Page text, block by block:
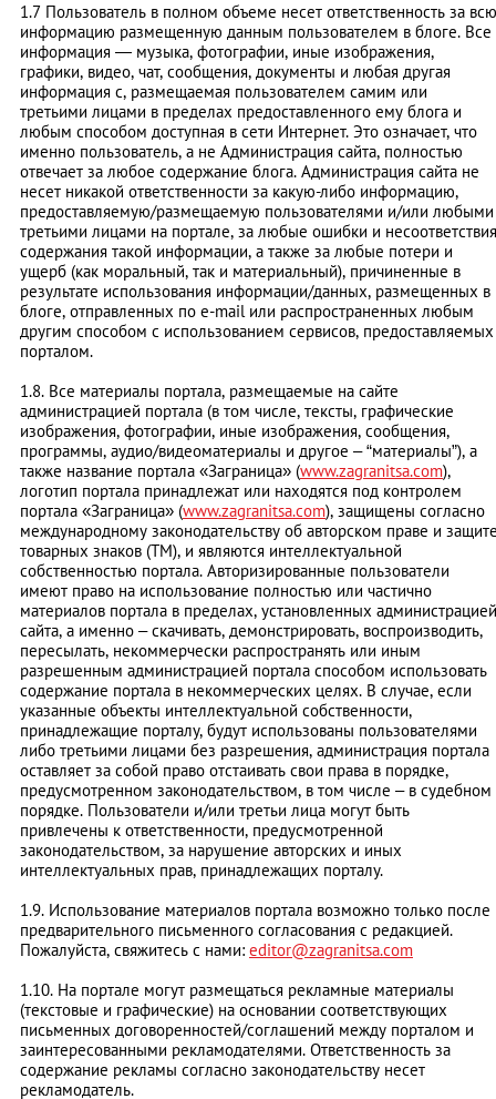
1.7 Пользователь в полном объеме несет ответственность за всю
информацию размещенную данным пользователем в блоге. Все
информация — музыка, фотографии, иные изображения,
графики, видео, чат, сообщения, документы и любая другая
информация с, размещаемая пользователем самим или
третьими лицами в пределах предоставленного ему блога и
любым способом доступная в сети Интернет. Это означает, что
именно пользователь, а не Администрация сайта, полностью
отвечает за любое содержание блога. Администрация сайта не
несет никакой ответственности за какую-либо информацию,
предоставляемую/размещаемую пользователями и/или любыми
третьими лицами на портале, за любые ошибки и несоответствия
содержания такой информации, а также за любые потери и
ущерб (как моральный, так и материальный), причиненные в
результате использования информации/данных, размещенных в
блоге, отправленных по e-mail или распространенных любым
другим способом с использованием сервисов, предоставляемых
порталом.
1.8. Все материалы портала, размещаемые на сайте
администрацией портала (в том числе, тексты, графические
изображения, фотографии, иные изображения, сообщения,
программы, аудио/видеоматериалы и другое – “материалы”), а
также название портала «Заграница» (www.zagranitsa.com),
логотип портала принадлежат или находятся под контролем
портала «Заграница» (www.zagranitsa.com), защищены согласно
международному законодательству об авторском праве и
товарных знаков (ТМ), и являются интеллектуальной
собственностью портала. Авторизированные пользователи
имеют право на использование полностью или частично
материалов портала в пределах, установленных администрацией
сайта, а именно – скачивать, демонстрировать, воспроизводить,
пересылать, некоммерчески распространять или иным
разрешенным администрацией портала способом использовать
содержание портала в некоммерческих целях. В случае, если
указанные объекты интеллектуальной собственности,
принадлежащие порталу, будут использованы пользователями
либо третьими лицами без разрешения, администрация портала
оставляет за собой право отстаивать свои права в порядке,
предусмотренном законодательством, в том числе – в судебном
порядке. Пользователи и/или третьи лица могут быть
привлечены к ответственности, предусмотренной
законодательством, за нарушение авторских и иных
интеллектуальных прав, принадлежащих порталу.
1.9. Использование материалов портала возможно только после
предварительного письменного согласования с редакцией.
Пожалуйста, свяжитесь с нами: editor@zagranitsa.com
1.10. На портале могут размещаться рекламные материалы
(текстовые и графические) на основании соответствующих
письменных договоренностей/соглашений между порталом и
заинтересованными рекламодателями. Ответственность за
содержание рекламы согласно законодательству несет
рекламодатель.